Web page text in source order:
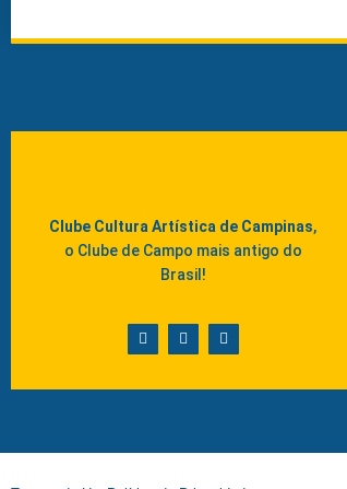
Clube Cultura Artística de Campinas,
o Clube de Campo mais antigo do
Brasil!